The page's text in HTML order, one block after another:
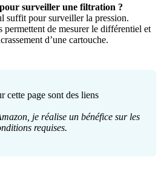
surveiller une filtration ?
suffit pour surveiller la pression.
permettent de mesurer le différentiel et
d’une cartouche.
cette page sont des liens
je réalise un bénéfice sur les
requises.